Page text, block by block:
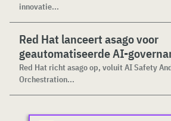
innovatie...
Red Hat lanceert asago voor
geautomatiseerde AI-
Red Hat richt asago op, voluit AI Safety
Orchestration...